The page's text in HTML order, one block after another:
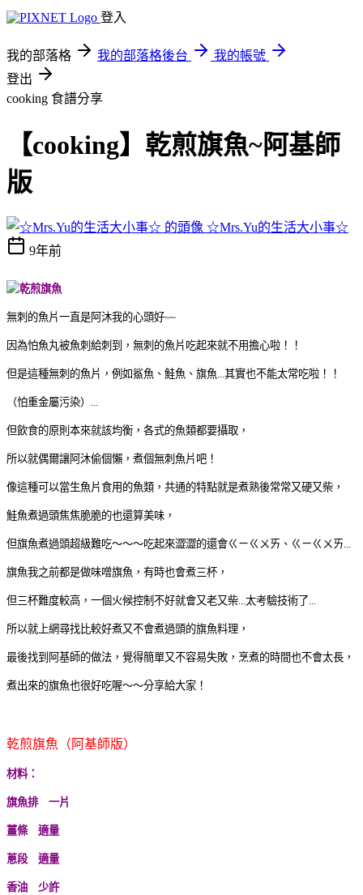
登入
我的部落格 我的部落格後台
我的帳號
登出
cooking 食譜分享
【cooking】乾煎旗魚~阿基師
版
☆Mrs.Yu的生活大小事☆
9年前
無刺的魚片一直是阿沐我的心頭好~~
因為怕魚丸被魚刺給刺到，無刺的魚片吃起來就不用擔心啦！！
但是這種無刺的魚片，例如鯊魚、鮭魚、旗魚...其實也不能太常吃啦！！
（怕重金屬污染）...
但飲食的原則本來就該均衡，各式的魚類都要攝取，
所以就偶爾讓阿沐偷個懶，煮個無刺魚片吧！
像這種可以當生魚片食用的魚類，共通的特點就是煮熟後常常又硬又柴，
鮭魚煮過頭焦焦脆脆的也還算美味，
但旗魚煮過頭超級難吃～～～吃起來澀澀的還會ㄍㄧㄍㄨㄞ、ㄍㄧㄍㄨㄞ...
旗魚我之前都是做味噌旗魚，有時也會煮三杯，
但三杯難度較高，一個火候控制不好就會又老又柴...太考驗技術了...
所以就上網尋找比較好煮又不會煮過頭的旗魚料理，
最後找到阿基師的做法，覺得簡單又不容易失敗，烹煮的時間也不會太長，
煮出來的旗魚也很好吃喔～～分享給大家！
乾煎旗魚（阿基師版）
材料：
旗魚排 一片
薑條 適量
蔥段 適量
香油 少許